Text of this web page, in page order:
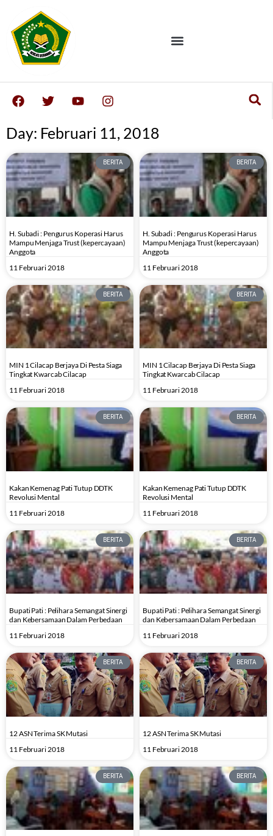
Day: Februari 11, 2018
BERITA
H. Subadi : Pengurus Koperasi Harus
Mampu Menjaga Trust (kepercayaan)
Anggota
11 Februari 2018
BERITA
H. Subadi : Pengurus Koperasi Harus
Mampu Menjaga Trust (kepercayaan)
Anggota
11 Februari 2018
BERITA
MIN 1 Cilacap Berjaya Di Pesta Siaga
Tingkat Kwarcab Cilacap
11 Februari 2018
BERITA
MIN 1 Cilacap Berjaya Di Pesta Siaga
Tingkat Kwarcab Cilacap
11 Februari 2018
BERITA
Kakan Kemenag Pati Tutup DDTK
Revolusi Mental
11 Februari 2018
BERITA
Kakan Kemenag Pati Tutup DDTK
Revolusi Mental
11 Februari 2018
BERITA
Bupati Pati : Pelihara Semangat Sinergi
dan Kebersamaan Dalam Perbedaan
11 Februari 2018
BERITA
Bupati Pati : Pelihara Semangat Sinergi
dan Kebersamaan Dalam Perbedaan
11 Februari 2018
BERITA
12 ASN Terima SK Mutasi
11 Februari 2018
BERITA
12 ASN Terima SK Mutasi
11 Februari 2018
BERITA BERITA